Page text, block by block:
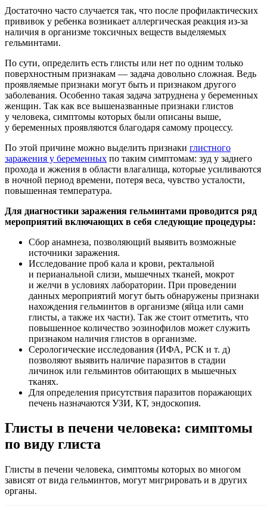
Достаточно часто случается так, что после профилактических
прививок у ребенка возникает аллергическая реакция из-за
наличия в организме токсичных веществ выделяемых
гельминтами.
По сути, определить есть глисты или нет по одним только
поверхностным признакам — задача довольно сложная. Ведь
проявляемые признаки могут быть и признаком другого
заболевания. Особенно такая задача затруднена у беременных
женщин. Так как все вышеназванные признаки глистов
у человека, симптомы которых были описаны выше,
у беременных проявляются благодаря самому процессу.
По этой причине можно выделить признаки глистного
заражения у беременных по таким симптомам: зуд у заднего
прохода и жжения в области влагалища, которые усиливаются
в ночной период времени, потеря веса, чувство усталости,
повышенная температура.
Для диагностики заражения гельминтами проводится ряд
мероприятий включающих в себя следующие процедуры:
Сбор анамнеза, позволяющий выявить возможные
источники заражения.
Исследование проб кала и крови, ректальной
и перианальной слизи, мышечных тканей, мокрот
и желчи в условиях лаборатории. При проведении
данных мероприятий могут быть обнаружены признаки
нахождения гельминтов в организме (яйца или сами
глисты, а также их части). Так же стоит отметить, что
повышенное количество эозинофилов может служить
признаком наличия глистов в организме.
Серологические исследования (ИФА, РСК и т. д)
позволяют выявить наличие паразитов в стадии
личинок или гельминтов обитающих в мышечных
тканях.
Для определения присутствия паразитов поражающих
печень назначаются УЗИ, КТ, эндоскопия.
Глисты в печени человека: симптомы
по виду глиста
Глисты в печени человека, симптомы которых во многом
зависят от вида гельминтов, могут мигрировать и в других
органы.